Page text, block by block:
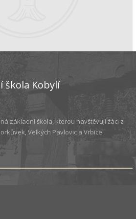
škola Kobylí
základní škola, kterou navštěvují žáci z
Velkých Pavlovic a Vrbice.